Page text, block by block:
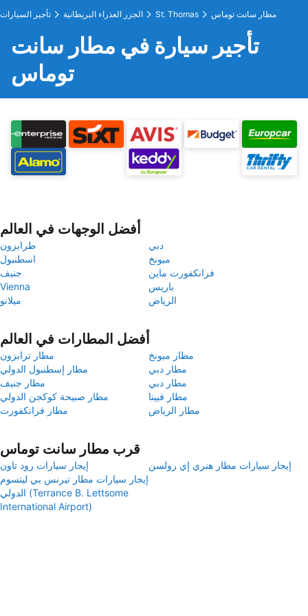
تأجير السيارات الجزر العذراء البريطانية St. Thomas مطار سانت توماس
تأجير سيارة في مطار سانت
توماس
أفضل الوجهات في العالم
طرابزون
دبي
اسطنبول
ميونخ
جنيف
فرانكفورت ماين
Vienna
باريس
ميلانو
الرياض
أفضل المطارات في العالم
مطار ترابزون
مطار ميونخ
مطار إسطنبول الدولي
مطار دبي
مطار جنيف
مطار دبي
مطار صبيحة كوكجن الدولي
مطار فيينا
مطار فرانكفورت
مطار الرياض
قرب مطار سانت توماس
إيجار سيارات رود تاون
إيجار سيارات مطار هنري إي رولسن
إيجار سيارات مطار تيرنس بي ليتسوم
الدولي (Terrance B. Lettsome
International Airport)